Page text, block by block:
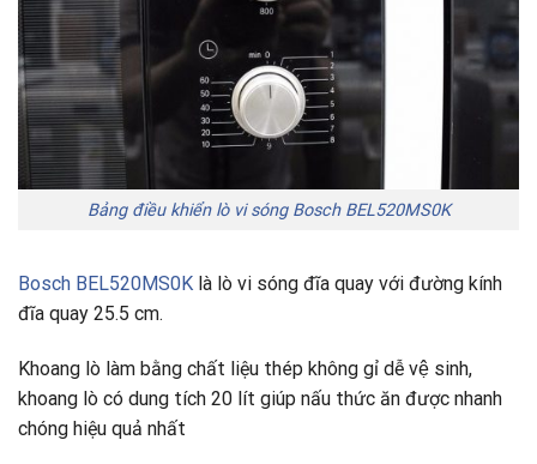
Bảng điều khiển lò vi sóng Bosch BEL520MS0K
Bosch BEL520MS0K là lò vi sóng đĩa quay với đường kính
đĩa quay 25.5 cm.
Khoang lò làm bằng chất liệu thép không gỉ dễ vệ sinh,
khoang lò có dung tích 20 lít giúp nấu thức ăn được nhanh
chóng hiệu quả nhất